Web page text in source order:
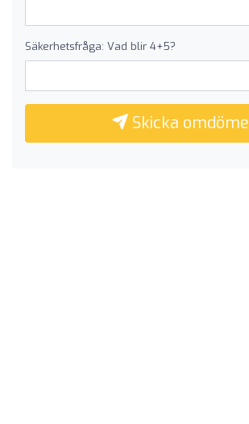
Säkerhetsfråga: Vad blir 4+5?
Skicka omdöme